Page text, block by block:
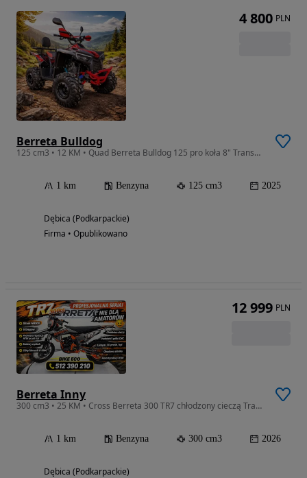
Berreta Bulldog
125 cm3 • 12 KM • Quad Berreta Bulldog 125 pro koła 8" Transport Raty Asix Sztorm
1 km Benzyna 125 cm3 2025
Dębica (Podkarpackie)
Firma • Opublikowano
4 800 PLN
Berreta Inny
300 cm3 • 25 KM • Cross Berreta 300 TR7 chłodzony cieczą Transport Raty Asix XT XR XB
1 km Benzyna 300 cm3 2026
Dębica (Podkarpackie)
12 999 PLN